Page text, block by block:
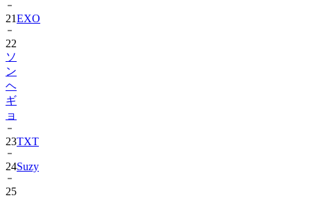
21EXO
22
ソ
ン
ヘ
ギ
ョ
23TXT
24Suzy
25